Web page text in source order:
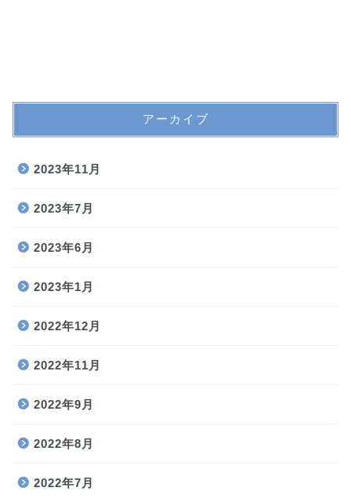
アーカイブ
2023年11月
2023年7月
2023年6月
2023年1月
2022年12月
2022年11月
2022年9月
2022年8月
2022年7月